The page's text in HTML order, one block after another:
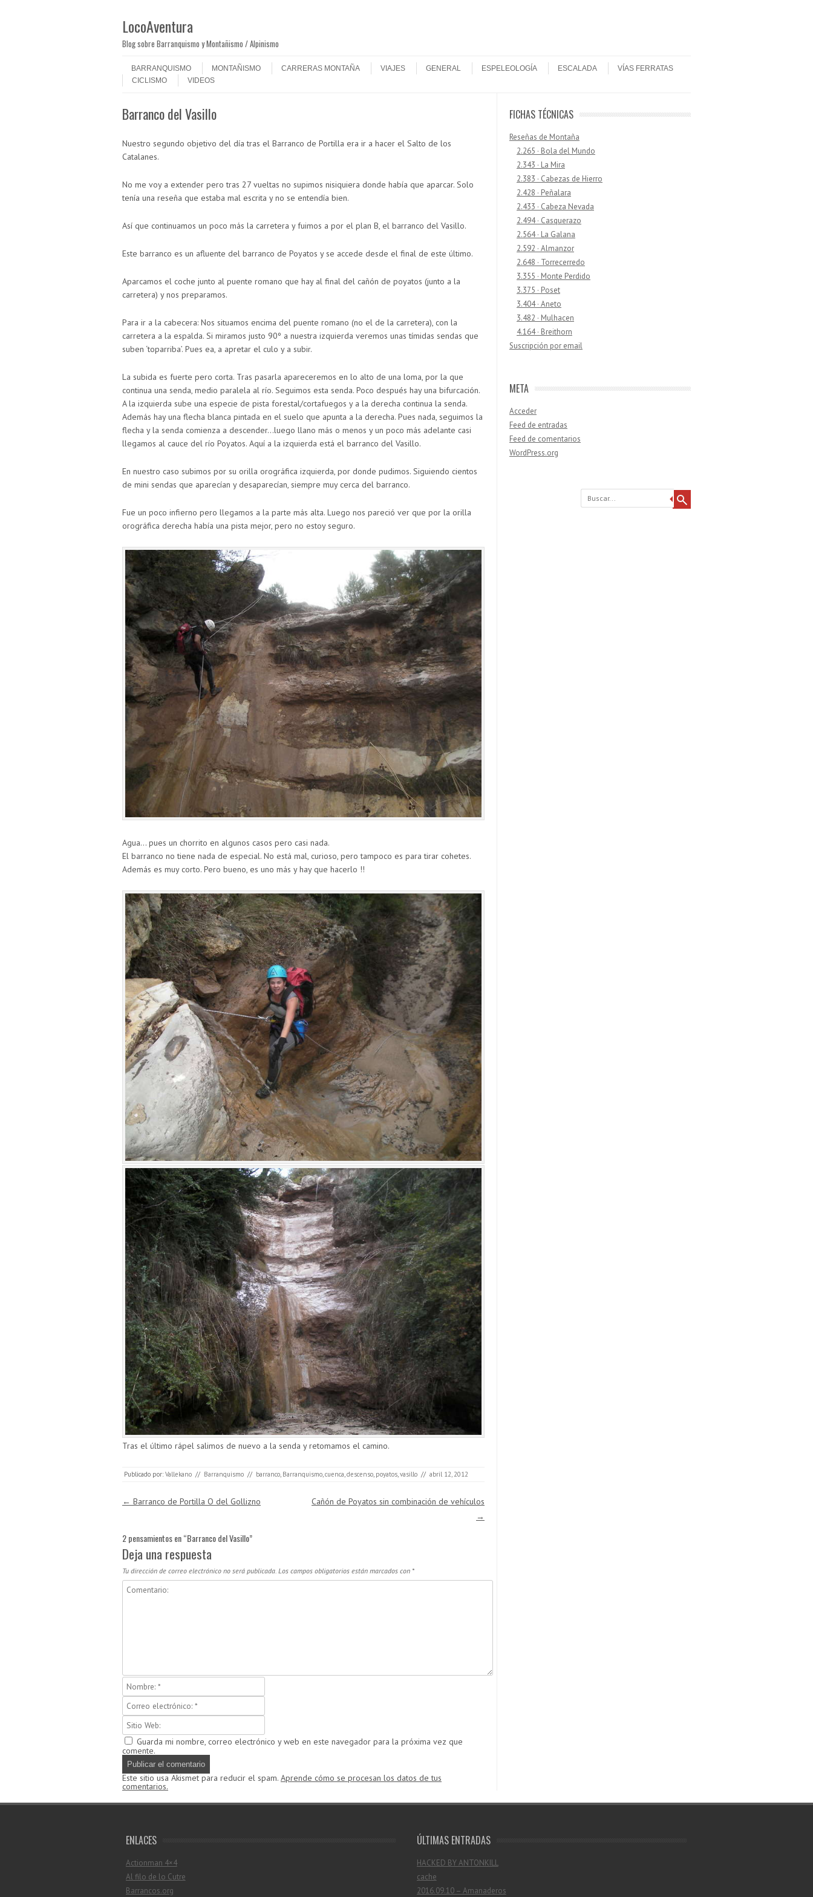
LocoAventura
Blog sobre Barranquismo y Montañismo / Alpinismo
Menú
BARRANQUISMO
MONTAÑISMO CARRERAS MONTAÑA VIAJES GENERAL ESPELEOLOGÍA ESCALADA
VÍAS FERRATAS
CICLISMO
VIDEOS
Barranco del Vasillo
Nuestro segundo objetivo del día tras el Barranco de Portilla era ir a hacer el Salto de los
Catalanes.
No me voy a extender pero tras 27 vueltas no supimos nisiquiera donde había que aparcar. Solo
tenía una reseña que estaba mal escrita y no se entendía bien.
Así que continuamos un poco más la carretera y fuimos a por el plan B, el barranco del Vasillo.
Este barranco es un afluente del barranco de Poyatos y se accede desde el final de este último.
Aparcamos el coche junto al puente romano que hay al final del cañón de poyatos (junto a la
carretera) y nos preparamos.
Para ir a la cabecera: Nos situamos encima del puente romano (no el de la carretera), con la
carretera a la espalda. Si miramos justo 90º a nuestra izquierda veremos unas tímidas sendas que
suben ‘toparriba’. Pues ea, a apretar el culo y a subir.
La subida es fuerte pero corta. Tras pasarla apareceremos en lo alto de una loma, por la que
continua una senda, medio paralela al río. Seguimos esta senda. Poco después hay una bifurcación.
A la izquierda sube una especie de pista forestal/cortafuegos y a la derecha continua la senda.
Además hay una flecha blanca pintada en el suelo que apunta a la derecha. Pues nada, seguimos la
flecha y la senda comienza a descender…luego llano más o menos y un poco más adelante casi
llegamos al cauce del río Poyatos. Aquí a la izquierda está el barranco del Vasillo.
En nuestro caso subimos por su orilla orográfica izquierda, por donde pudimos. Siguiendo cientos
de mini sendas que aparecían y desaparecían, siempre muy cerca del barranco.
Fue un poco infierno pero llegamos a la parte más alta. Luego nos pareció ver que por la orilla
orográfica derecha había una pista mejor, pero no estoy seguro.
Agua… pues un chorrito en algunos casos pero casi nada.
El barranco no tiene nada de especial. No está mal, curioso, pero tampoco es para tirar cohetes.
Además es muy corto. Pero bueno, es uno más y hay que hacerlo !!
Tras el último rápel salimos de nuevo a la senda y retomamos el camino.
Publicado por: Vallekano // Barranquismo // barranco, Barranquismo,cuenca,descenso, poyatos,vasillo // abril 12, 2012
Navegación de entradas
← Barranco de Portilla O del Gollizno
Cañón de Poyatos sin combinación de vehículos
→
2 pensamientos en “Barranco del Vasillo”
Deja una respuesta
Tu dirección de correo electrónico no será publicada. Los campos obligatorios están marcados con *
Guarda mi nombre, correo electrónico y web en este navegador para la próxima vez que
comente.
Este sitio usa Akismet para reducir el spam. Aprende cómo se procesan los datos de tus
comentarios.
FICHAS TÉCNICAS
Reseñas de Montaña
2.265 · Bola del Mundo
2.343 · La Mira
2.383 · Cabezas de Hierro
2.428 · Peñalara
2.433 · Cabeza Nevada
2.494 · Casquerazo
2.564 · La Galana
2.592 · Almanzor
2.648 · Torrecerredo
3.355 · Monte Perdido
3.375 · Poset
3.404 · Aneto
3.482 · Mulhacen
4.164 · Breithorn
Suscripción por email
META
Acceder
Feed de entradas
Feed de comentarios
WordPress.org
ENLACES
Actionman 4×4
Al filo de lo Cutre
Barrancos.org
ÚLTIMAS ENTRADAS
HACKED BY ANTONKILL
cache
2016.09.10 – Amanaderos